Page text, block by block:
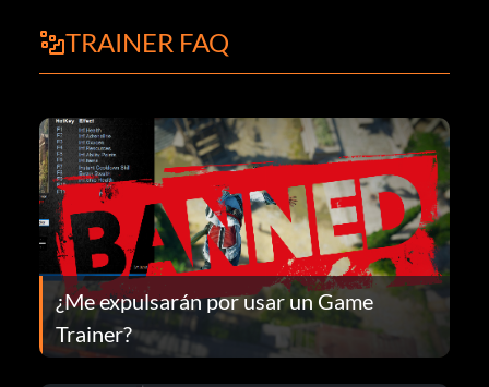
TRAINER FAQ
¿Me expulsarán por usar un Game
Trainer?